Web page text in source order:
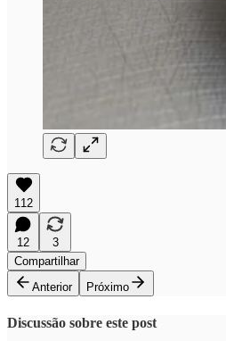
112
12
3
Compartilhar
Anterior
Próximo
Discussão sobre este post